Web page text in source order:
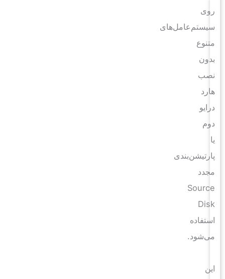
روی
سیستم‌عامل‌های
متنوع
بدون
نصب
هارد
درایو
دوم
پارتیشن‌بندی
مجدد
Source
Disk
استفاده
می‌شود.